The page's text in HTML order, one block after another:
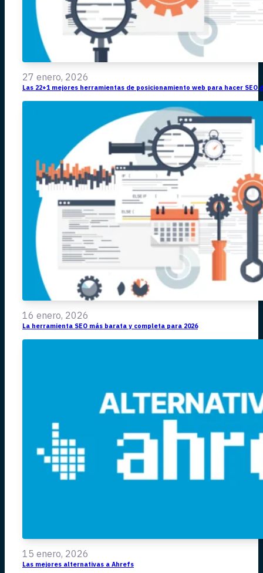
27 enero, 2026
Las 22+1 mejores herramientas de posicionamiento web para hacer SEO
16 enero, 2026
La herramienta SEO más barata y completa para 2026
15 enero, 2026
Las mejores alternativas a Ahrefs